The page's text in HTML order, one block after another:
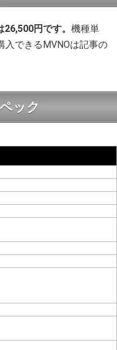
26,500円です。機種単
入できるMVNOは記事の
ック